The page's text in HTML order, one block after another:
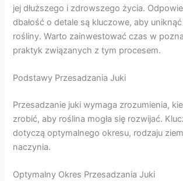
jej dłuższego i zdrowszego życia.
dbałość o detale są kluczowe, aby
rośliny. Warto zainwestować czas w
praktyk związanych z tym procesem.
Podstawy Przesadzania Juki
Przesadzanie juki wymaga zrozumienia,
zrobić, aby roślina mogła się rozwijać.
dotyczą optymalnego okresu, rodzaju
naczynia.
Optymalny Okres Przesadzania Juki